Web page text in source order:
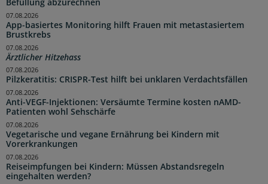
Befüllung abzurechnen
App-basiertes Monitoring hilft Frauen mit metastasiertem
Brustkrebs
07.08.2026
Ärztlicher Hitzehass
07.08.2026
Pilzkeratitis: CRISPR-Test hilft bei unklaren Verdachtsfällen
07.08.2026
Anti-VEGF-Injektionen: Versäumte Termine kosten nAMD-
Patienten wohl Sehschärfe
07.08.2026
Vegetarische und vegane Ernährung bei Kindern mit
Vorerkrankungen
07.08.2026
Reiseimpfungen bei Kindern: Müssen Abstandsregeln
eingehalten werden?
07.08.2026